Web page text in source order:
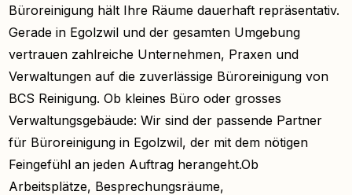
Büroreinigung hält Ihre Räume dauerhaft repräsentativ.
Gerade in Egolzwil und der gesamten Umgebung
vertrauen zahlreiche Unternehmen, Praxen und
Verwaltungen auf die zuverlässige Büroreinigung von
BCS Reinigung. Ob kleines Büro oder grosses
Verwaltungsgebäude: Wir sind der passende Partner
für Büroreinigung in Egolzwil, der mit dem nötigen
Feingefühl an jeden Auftrag herangeht.Ob
Arbeitsplätze, Besprechungsräume,